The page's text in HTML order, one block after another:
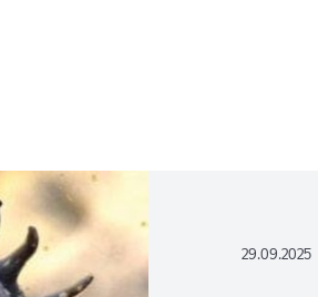
29.09.2025